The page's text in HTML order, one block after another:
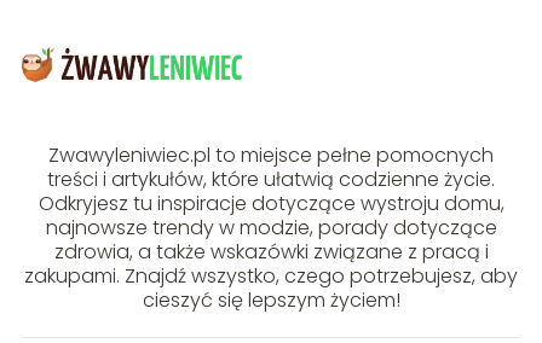
Zwawyleniwiec.pl to miejsce pełne pomocnych
treści i artykułów, które ułatwią codzienne życie.
Odkryjesz tu inspiracje dotyczące wystroju domu,
najnowsze trendy w modzie, porady dotyczące
zdrowia, a także wskazówki związane z pracą i
zakupami. Znajdź wszystko, czego potrzebujesz, aby
cieszyć się lepszym życiem!